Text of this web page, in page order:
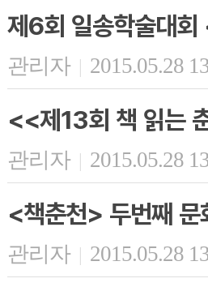
제6회 일송학술대
관리자 | 2015.05.28
<<제13회 책 읽는
관리자 | 2015.05.28
<책춘천> 두번째 문
관리자 | 2015.05.28